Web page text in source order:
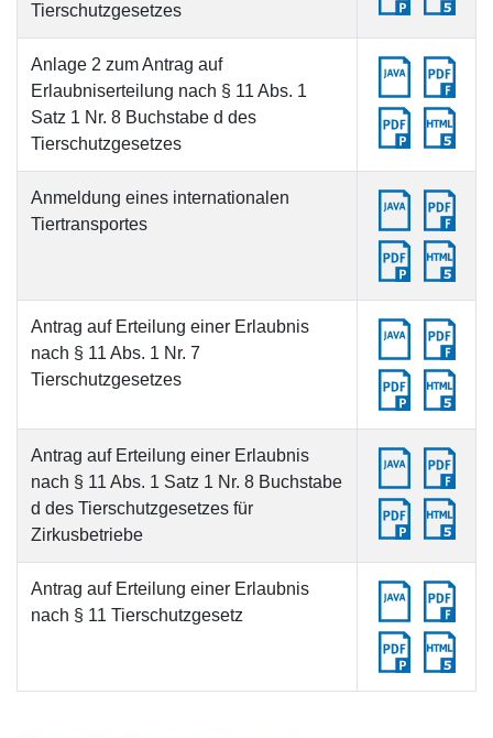
Tierschutzgesetzes
Anlage 2 zum Antrag auf
Erlaubniserteilung nach § 11 Abs. 1
Satz 1 Nr. 8 Buchstabe d des
Tierschutzgesetzes
Anmeldung eines internationalen
Tiertransportes
Antrag auf Erteilung einer Erlaubnis
nach § 11 Abs. 1 Nr. 7
Tierschutzgesetzes
Antrag auf Erteilung einer Erlaubnis
nach § 11 Abs. 1 Satz 1 Nr. 8 Buchstabe
d des Tierschutzgesetzes für
Zirkusbetriebe
Antrag auf Erteilung einer Erlaubnis
nach § 11 Tierschutzgesetz